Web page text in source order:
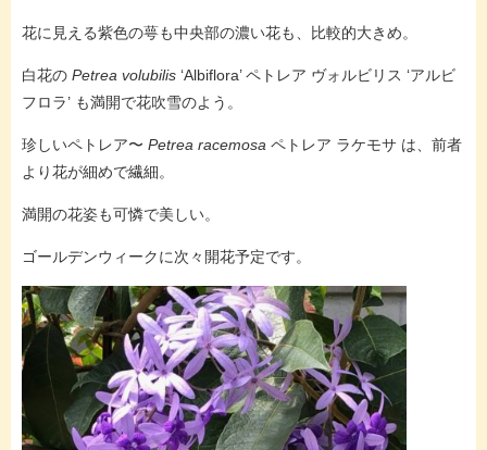
花に見える紫色の萼も中央部の濃い花も、比較的大きめ。
白花の Petrea volubilis ‘Albiflora’ ペトレア ヴォルビリス ‘アルビ
フロラ’ も満開で花吹雪のよう。
珍しいペトレア〜 Petrea racemosa ペトレア ラケモサ は、前者
より花が細めで繊細。
満開の花姿も可憐で美しい。
ゴールデンウィークに次々開花予定です。